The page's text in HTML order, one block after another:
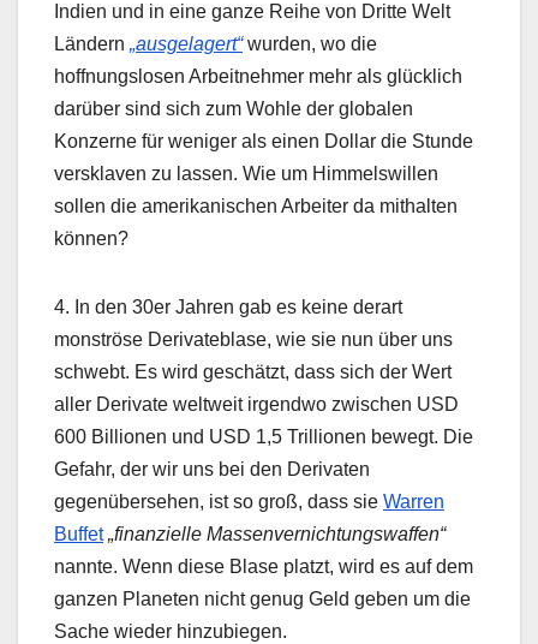
Indien und in eine ganze Reihe von Dritte Welt
Ländern „ausgelagert“wurden, wo die
hoffnungslosen Arbeitnehmer mehr als glücklich
darüber sind sich zum Wohle der globalen
Konzerne für weniger als einen Dollar die Stunde
versklaven zu lassen. Wie um Himmelswillen
sollen die amerikanischen Arbeiter da mithalten
können?
4. In den 30er Jahren gab es keine derart
monströse Derivateblase, wie sie nun über uns
schwebt. Es wird geschätzt, dass sich der Wert
aller Derivate weltweit irgendwo zwischen USD
600 Billionen und USD 1,5 Trillionen bewegt. Die
Gefahr, der wir uns bei den Derivaten
gegenübersehen, ist so groß, dass sie Warren
Buffet „finanzielle Massenvernichtungswaffen“
nannte. Wenn diese Blase platzt, wird es auf dem
ganzen Planeten nicht genug Geld geben um die
Sache wieder hinzubiegen.